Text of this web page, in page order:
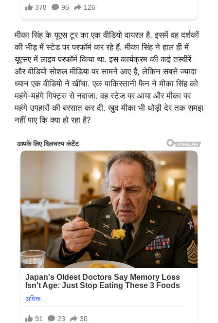
मीका सिंह के यूएस टूर का एक वीडियो वायरल है. इसमें वह दर्शकों
की भीड़ में स्टेड पर परफॉर्म कर रहे हैं. मीका सिंह ने हाल ही में
यूएसए में लाइव परफॉर्म किया था. इस कार्यक्रम की कई तस्वीरें
और वीडियो सोशल मीडिया पर सामने आए हैं, लेकिन सबसे ज्यादा
ध्यान एक वीडियो ने खींचा. एक पाकिस्तानी फैन ने मीका सिंह को
महंगे-महंगे गिफ्ट्स से नवाजा. वह स्टेज पर आया और मीका पर
महंगे उपहारों की बरसात कर दी. खुद मीका भी थोड़ी देर तक समझ
नहीं पाए कि क्या हो रहा है?